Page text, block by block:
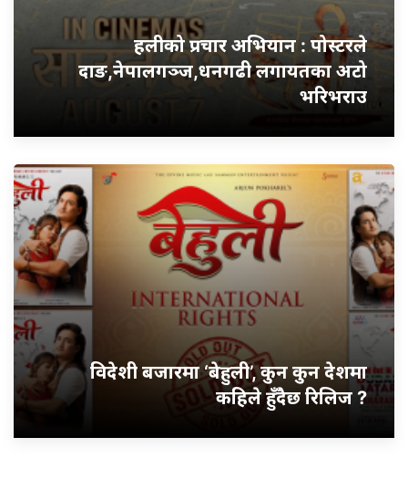
हलीको प्रचार अभियान : पोस्टरले
दाङ,नेपालगञ्ज,धनगढी लगायतका अटो
भरिभराउ
विदेशी बजारमा ‘बेहुली’, कुन कुन देशमा
कहिले हुँदैछ रिलिज ?